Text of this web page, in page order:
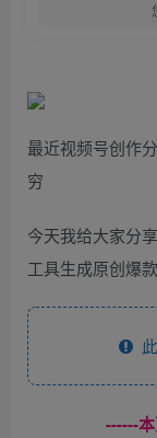
最近视频号创作
穷
今天我给大家分
工具生成原创爆
此
------